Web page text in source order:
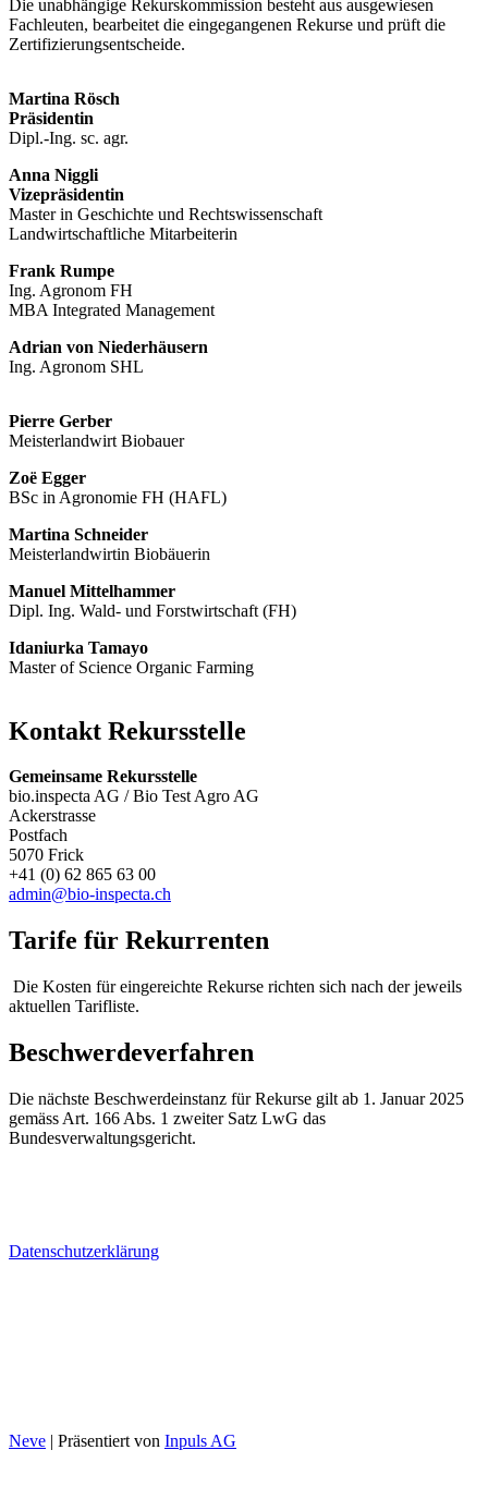
Die unabhängige Rekurskommission besteht aus ausgewiesen
Fachleuten, bearbeitet die eingegangenen Rekurse und prüft die
Zertifizierungsentscheide.
Martina Rösch
Präsidentin
Dipl.-Ing. sc. agr.
Anna Niggli
Vizepräsidentin
Master in Geschichte und Rechtswissenschaft
Landwirtschaftliche Mitarbeiterin
Frank Rumpe
Ing. Agronom FH
MBA Integrated Management
Adrian von Niederhäusern
Ing. Agronom SHL
Pierre Gerber
Meisterlandwirt Biobauer
Zoë Egger
BSc in Agronomie FH (HAFL)
Martina Schneider
Meisterlandwirtin Biobäuerin
Manuel Mittelhammer
Dipl. Ing. Wald- und Forstwirtschaft (FH)
Idaniurka Tamayo
Master of Science Organic Farming
Kontakt Rekursstelle
Gemeinsame Rekursstelle
bio.inspecta AG / Bio Test Agro AG
Ackerstrasse
Postfach
5070 Frick
+41 (0) 62 865 63 00
admin@bio-inspecta.ch
Tarife für Rekurrenten
Die Kosten für eingereichte Rekurse richten sich nach der jeweils
aktuellen Tarifliste.
Beschwerdeverfahren
Die nächste Beschwerdeinstanz für Rekurse gilt ab 1. Januar 2025
gemäss Art. 166 Abs. 1 zweiter Satz LwG das
Bundesverwaltungsgericht.
Datenschutzerklärung
Neve | Präsentiert von Inpuls AG